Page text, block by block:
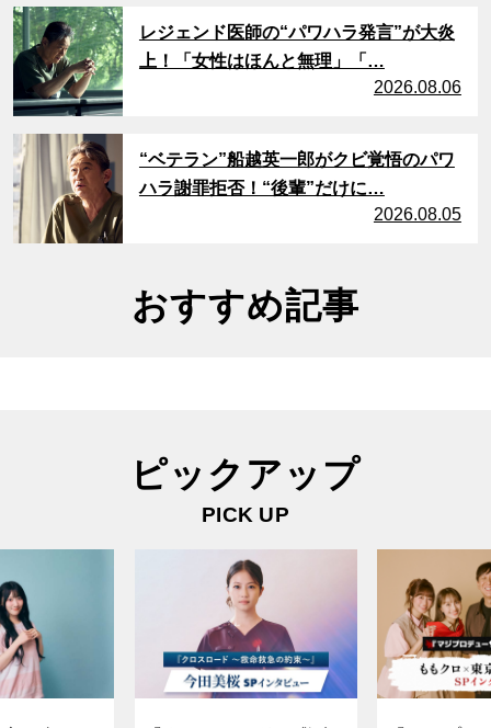
サムネイル
レジェンド医師の“パワハラ発言”が大炎
上！「女性はほんと無理」「…
2026.08.06
“ベテラン”船越英一郎がクビ覚悟のパワ
ハラ謝罪拒否！“後輩”だけに…
2026.08.05
おすすめ記事
ピックアップ
PICK UP